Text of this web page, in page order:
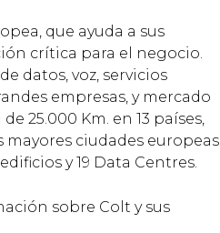
que ayuda a sus
crítica para el negocio.
datos, voz, servicios
empresas, y mercado
25.000 Km. en 13 países,
ciudades europeas
y 19 Data Centres.
sobre Colt y sus